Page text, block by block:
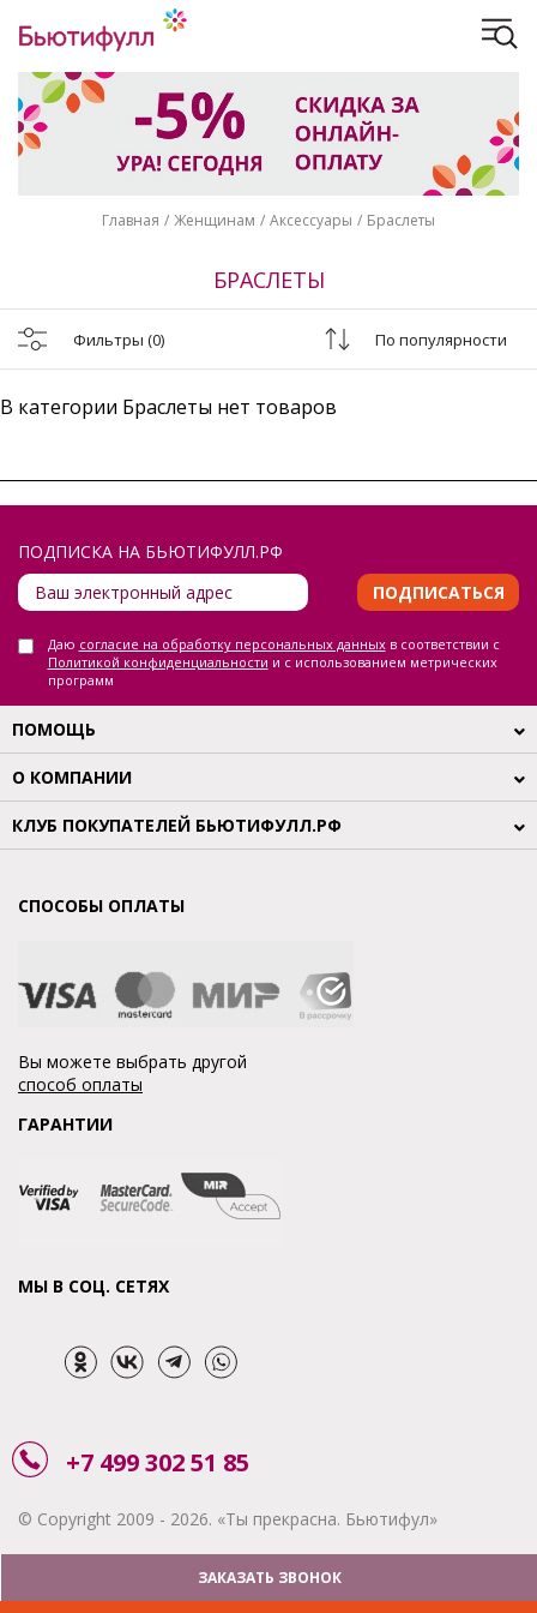
Главная Женщинам Аксессуары Браслеты
БРАСЛЕТЫ
Фильтры (0) По популярности
В категории Браслеты нет товаров
ПОДПИСКА НА БЬЮТИФУЛЛ.РФ
ПОДПИСАТЬСЯ
Даю согласие на обработку персональных данныхв соответствии с
Политикой конфиденциальности и с использованием метрических
программ
ПОМОЩЬ
О КОМПАНИИ
КЛУБ ПОКУПАТЕЛЕЙ БЬЮТИФУЛЛ.РФ
СПОСОБЫ ОПЛАТЫ
Вы можете выбрать другой
способ оплаты
ГАРАНТИИ
МЫ В СОЦ. СЕТЯХ
+7 499 302 51 85
© Copyright 2009 - 2026. «Ты прекрасна. Бьютифул»
ЗАКАЗАТЬ ЗВОНОК